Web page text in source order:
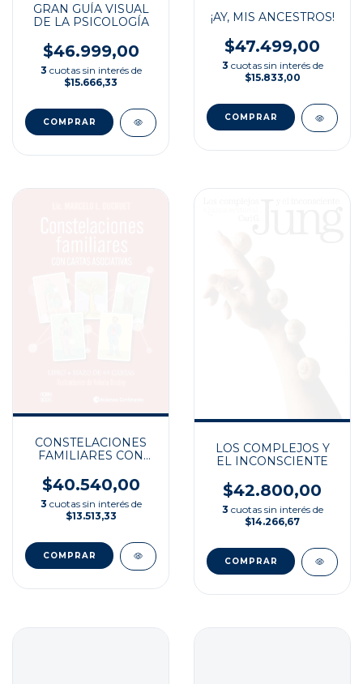
GRAN GUÍA VISUAL
DE LA PSICOLOGÍA
$46.999,00
3 cuotas sin interés de
$15.666,33
¡AY, MIS ANCESTROS!
$47.499,00
3 cuotas sin interés de
$15.833,00
CONSTELACIONES
FAMILIARES CON
$40.540,00
3 cuotas sin interés de
$13.513,33
LOS COMPLEJOS Y
EL INCONSCIENTE
$42.800,00
3 cuotas sin interés de
$14.266,67